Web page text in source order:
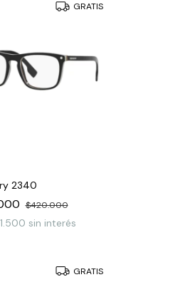
GRATIS
2340
$420.000
sin interés
GRATIS